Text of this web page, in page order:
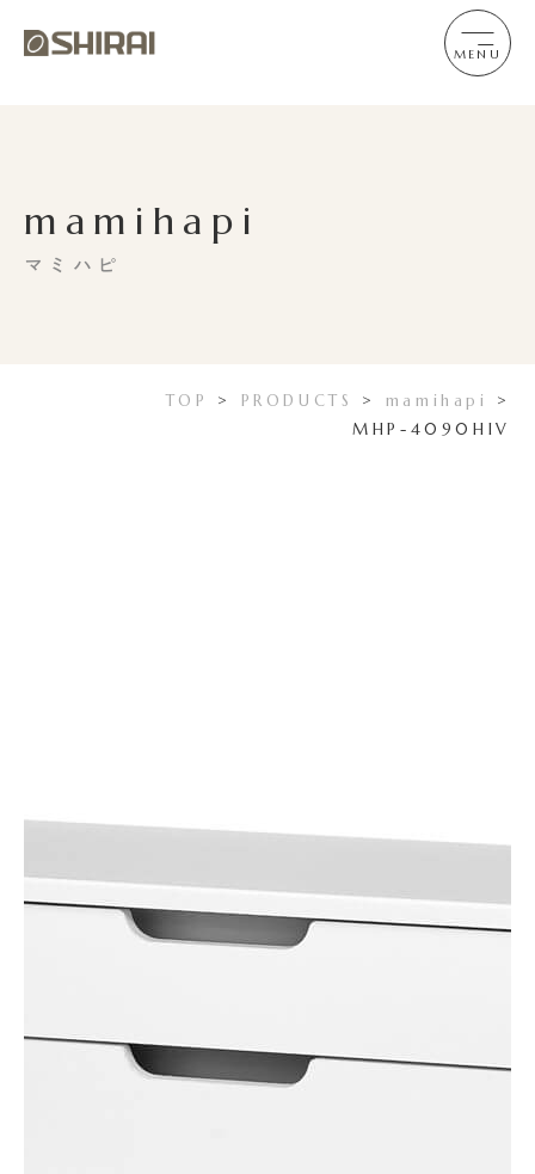
MENU
TOP > PRODUCTS > mamihapi
>
MHP-4090HIV
mamihapi
マミハピ
MHP-4090HIV